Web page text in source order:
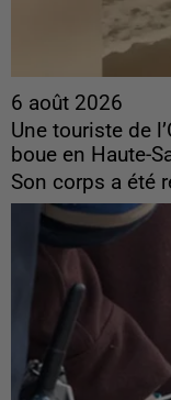
6 août 2026
Une touriste de
boue en Haute-
Son corps a été